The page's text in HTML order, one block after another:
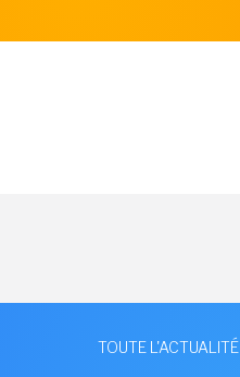
TOUTE L'ACTUALITÉ